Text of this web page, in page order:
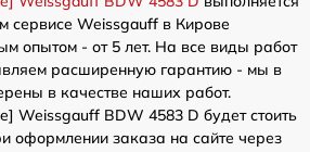
сервисе Weissgauff в Кирове
опытом - от 5 лет. На все виды работ
расширенную гарантию - мы в
в качестве наших работ.
Weissgauff BDW 4583 D будет стоить
оформлении заказа на сайте через